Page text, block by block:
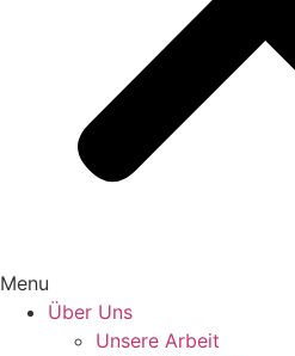
Menu
Über Uns
Unsere Arbeit